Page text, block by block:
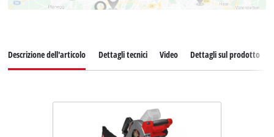
Descrizione dell'articolo Dettagli tecnici Video Dettagli sul prodotto